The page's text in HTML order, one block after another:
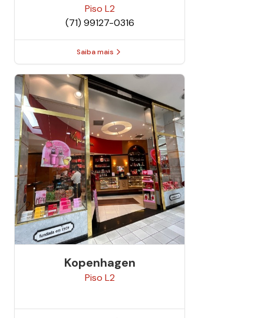
Piso L2
(71) 99127-0316
Saiba mais
Kopenhagen
Piso L2